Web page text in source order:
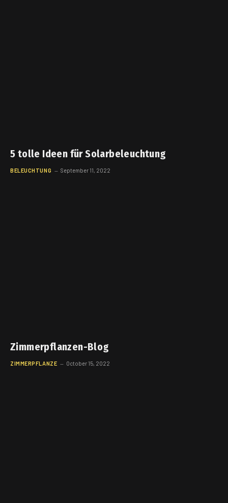
5 tolle Ideen für Solarbeleuchtung
BELEUCHTUNG September 11, 2022
Zimmerpflanzen-Blog
ZIMMERPFLANZE October 15, 2022